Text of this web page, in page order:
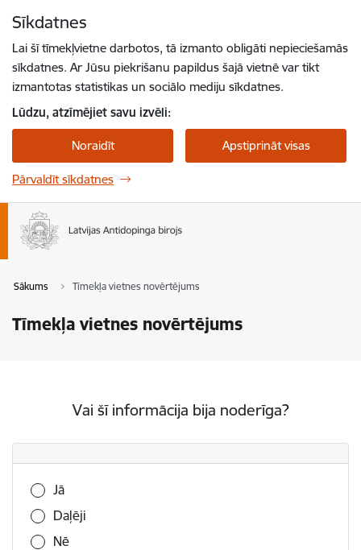
Sīkdatnes
Lai šī tīmekļvietne darbotos, tā izmanto obligāti nepieciešamās
sīkdatnes. Ar Jūsu piekrišanu papildus šajā vietnē var tikt
izmantotas statistikas un sociālo mediju sīkdatnes.
Lūdzu, atzīmējiet savu izvēli:
Noraidīt Apstiprināt visas
Pārvaldīt sīkdatnes
Sākums Tīmekļa vietnes novērtējums
Tīmekļa vietnes novērtējums
Vai šī informācija bija noderīga?
Vai šī informācija bija noderīga?
Jā
Daļēji
Nē